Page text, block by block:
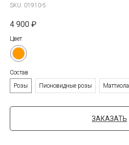
SKU: 01910-5
4 900 ₽
Цвет
Состав
Розы
Пионовидные розы Маттиола
ЗАКАЗАТЬ